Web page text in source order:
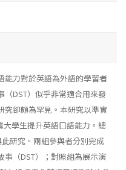
能力對於英語為外語的學習者
（DST）似乎非常適合用來發
究卻頗為罕見。本研究以準實
學生提升英語口語能力。總
研究。兩組參與者分別完成
事（DST）；對照組為展示演